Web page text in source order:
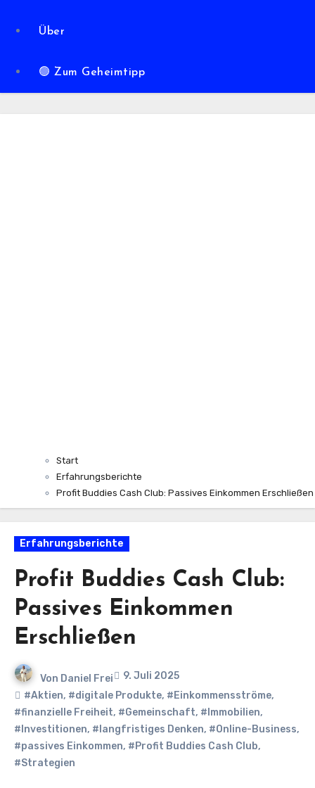
Über
🟢 Zum Geheimtipp
Start
Erfahrungsberichte
Profit Buddies Cash Club: Passives Einkommen Erschließen
Erfahrungsberichte
Profit Buddies Cash Club:
Passives Einkommen
Erschließen
Von Daniel Frei
9. Juli 2025
#Aktien, #digitale Produkte, #Einkommensströme,
#finanzielle Freiheit, #Gemeinschaft, #Immobilien,
#Investitionen, #langfristiges Denken, #Online-Business,
#passives Einkommen, #Profit Buddies Cash Club,
#Strategien